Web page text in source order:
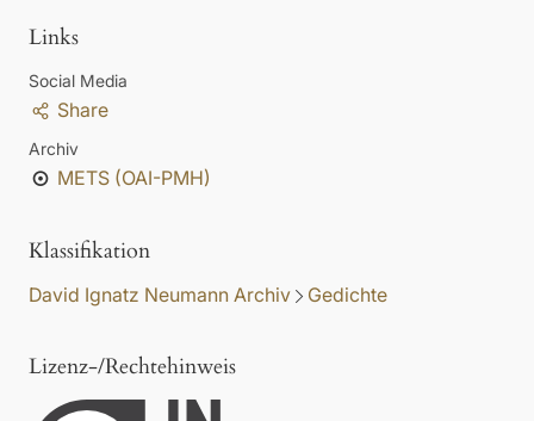
Links
Social Media
Share
Archiv
METS (OAI-PMH)
Klassifikation
David Ignatz Neumann Archiv Gedichte
Lizenz-/Rechtehinweis